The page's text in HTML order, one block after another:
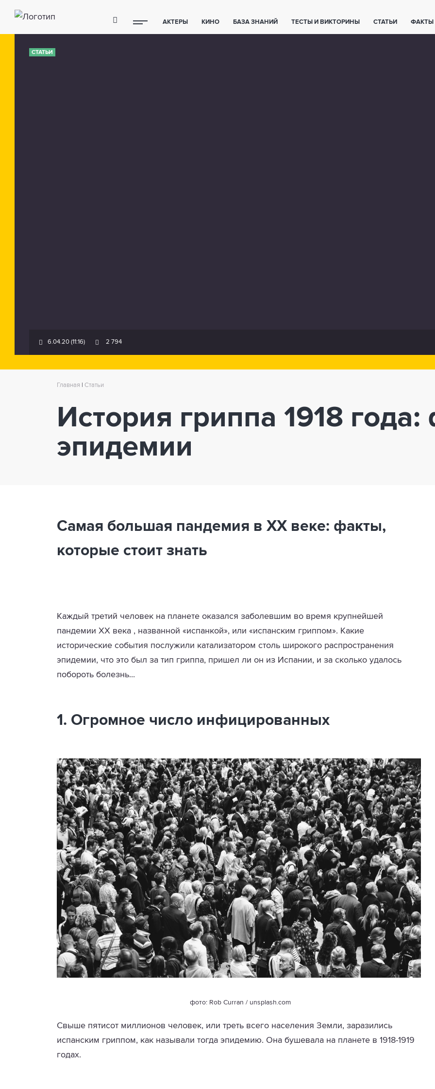
АКТЕРЫ КИНО БАЗА ЗНАНИЙ ТЕСТЫ И ВИКТОРИНЫ СТАТЬИ ФАКТЫ
СТАТЬИ
6.04.20 (11:16) 2 794
Главная Статьи
История гриппа 1918
эпидемии
Самая большая пандемия в XX веке: факты,
которые стоит знать
Каждый третий человек на планете оказался заболевшим во время крупнейшей
пандемии XX века , названной «испанкой», или «испанским гриппом». Какие
исторические события послужили катализатором столь широкого распространения
эпидемии, что это был за тип гриппа, пришел ли он из Испании, и за сколько удалось
побороть болезнь...
1. Огромное число инфицированных
фото: Rob Curran / unsplash.com
Свыше пятисот миллионов человек, или треть всего населения Земли, заразились
испанским гриппом, как называли тогда эпидемию. Она бушевала на планете в 1918-1919
годах.